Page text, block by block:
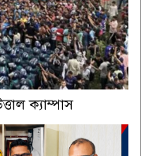
ক্যাম্পাস